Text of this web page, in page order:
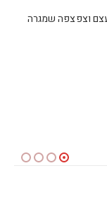
וצפצפה שמגרה